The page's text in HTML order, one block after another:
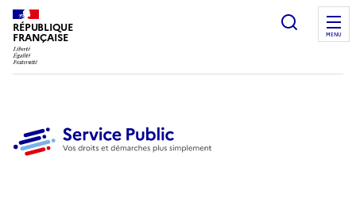
RÉPUBLIQUE
FRANÇAISE
Ouvrir
MENU